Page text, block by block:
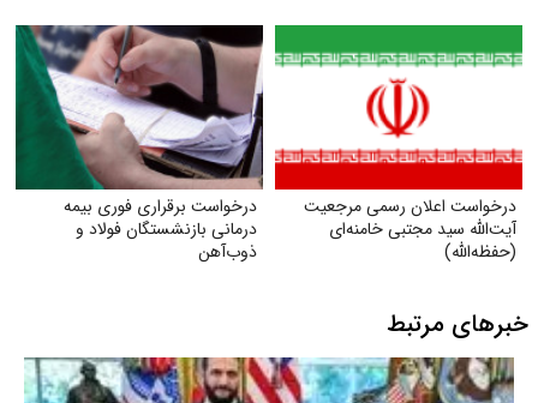
درخواست اعلان رسمی مرجعیت
آیت‌الله سید مجتبی خامنه‌ای
(حفظه‌الله)
درخواست برقراری فوری بیمه
درمانی بازنشستگان فولاد و
ذوب‌آهن
خبرهای مرتبط